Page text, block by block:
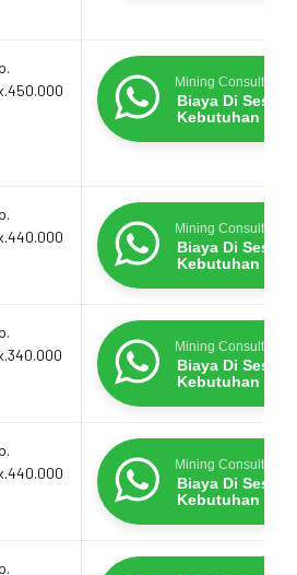
Mining Consultants
Biaya Di
Kebutuhan
Mining Consultants
Biaya Di
Kebutuhan
Mining Consultants
Biaya Di
Kebutuhan
Mining Consultants
Biaya Di
Kebutuhan